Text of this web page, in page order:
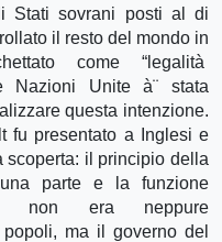
Stati sovrani posti al di
il resto del mondo in
come “legalità
Nazioni Unite à¨ stata
questa intenzione.
fu presentato a Inglesi e
scoperta: il principio della
parte e la funzione
non era neppure
popoli, ma il governo del